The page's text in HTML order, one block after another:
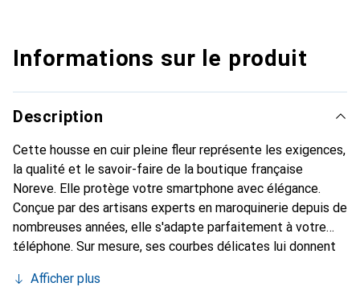
Informations sur le produit
Description
Cette housse en cuir pleine fleur représente les exigences,
la qualité et le savoir-faire de la boutique française
Noreve. Elle protège votre smartphone avec élégance.
Conçue par des artisans experts en maroquinerie depuis de
nombreuses années, elle s'adapte parfaitement à votre
téléphone. Sur mesure, ses courbes délicates lui donnent
et indispensable pour votre smartphone. Reconnaître à
Afficher plus